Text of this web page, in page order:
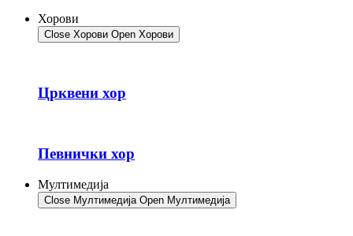
Хорови
Close Хорови Open Хорови
Црквени хор
Певнички хор
Мултимедија
Close Мултимедија Open Мултимедија